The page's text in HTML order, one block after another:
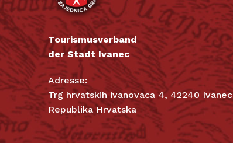
Tourismusverband
der Stadt Ivanec
Adresse:
Trg hrvatskih ivanovaca 4, 42240 Ivanec
Republika Hrvatska